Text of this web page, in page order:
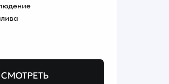
СМОТРЕТЬ